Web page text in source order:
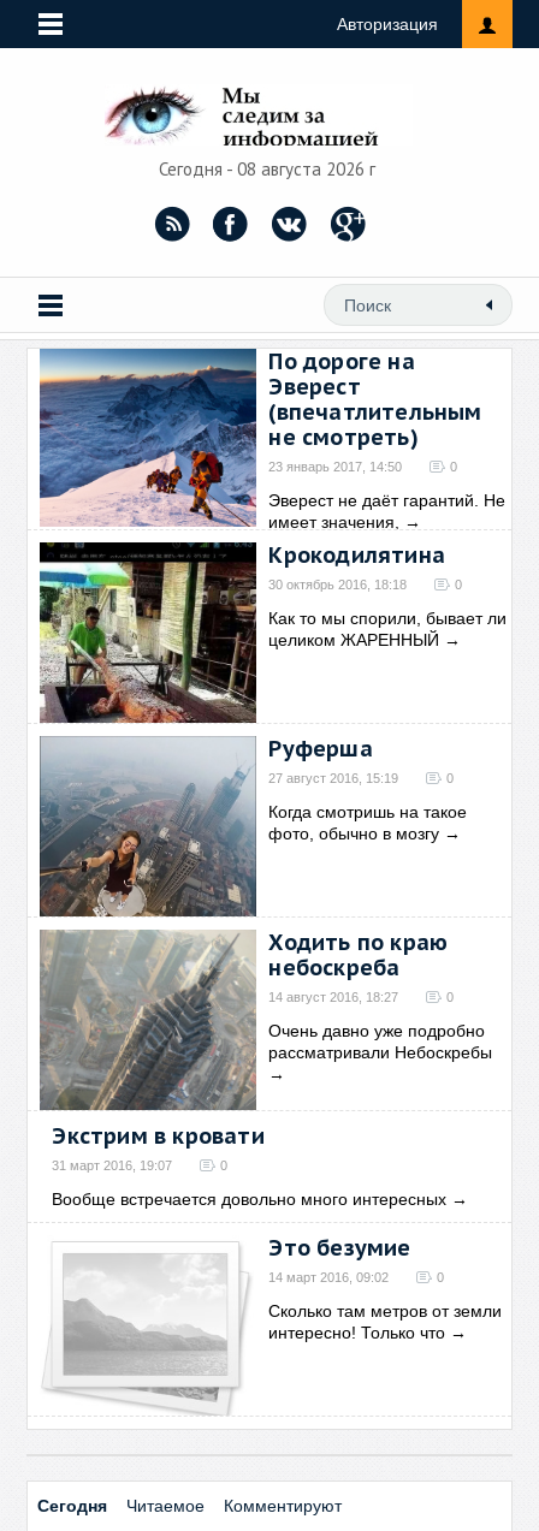
Авторизация
Сегодня - 08 августа 2026 г
По дороге на
Эверест
(впечатлительным
не смотреть)
23 январь 2017, 14:50 0
Эверест не даёт гарантий. Не
имеет значения,
→
Крокодилятина
30 октябрь 2016, 18:18 0
Как то мы спорили, бывает ли
целиком ЖАРЕННЫЙ →
Руферша
27 август 2016, 15:19 0
Когда смотришь на такое
фото, обычно в мозгу →
Ходить по краю
небоскреба
14 август 2016, 18:27 0
Очень давно уже подробно
рассматривали Небоскребы
→
Экстрим в кровати
31 март 2016, 19:07 0
Вообще встречается довольно много интересных →
Это безумие
14 март 2016, 09:02 0
Сколько там метров от земли
интересно! Только что →
Сегодня Читаемое Комментируют